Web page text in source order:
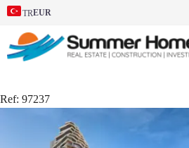
TREUR
Ref: 97237